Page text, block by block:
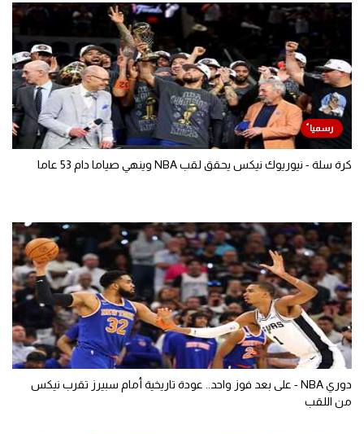
كرة سلة - نيوريوك نيكس يحقق لقب NBA وينهي صياما دام 53 عاما
دوري NBA - على بعد فوز واحد.. عودة تاريخية أمام سبيرز تقرب نيكس
من اللقب